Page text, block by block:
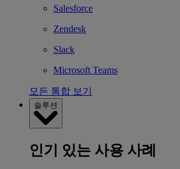
Salesforce
Zendesk
Slack
Microsoft Teams
모든 통합 보기
솔루션
인기 있는 사용 사례